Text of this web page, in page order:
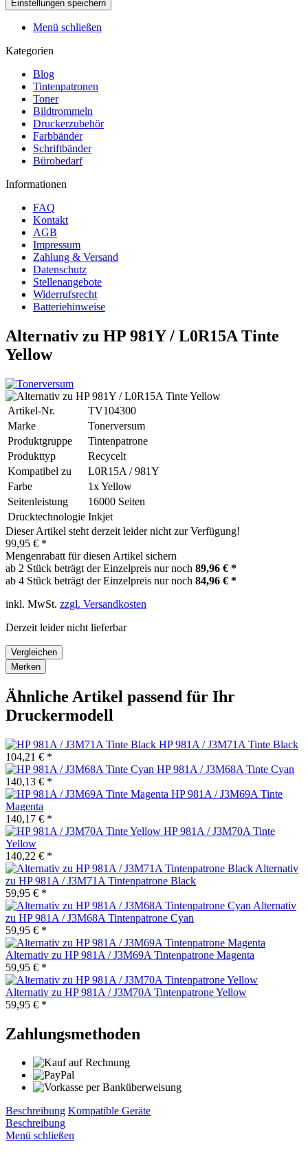
Menü schließen
Kategorien
Blog
Tintenpatronen
Toner
Bildtrommeln
Druckerzubehör
Farbbänder
Schriftbänder
Bürobedarf
Informationen
FAQ
Kontakt
AGB
Impressum
Zahlung & Versand
Datenschutz
Stellenangebote
Widerrufsrecht
Batteriehinweise
Alternativ zu HP 981Y / L0R15A Tinte
Yellow
Artikel-Nr.
TV104300
Marke
Tonerversum
Produktgruppe
Tintenpatrone
Produkttyp
Recycelt
Kompatibel zu
L0R15A / 981Y
Farbe
1x Yellow
Seitenleistung
16000 Seiten
Drucktechnologie Inkjet
Dieser Artikel steht derzeit leider nicht zur Verfügung!
99,95 € *
Mengenrabatt für diesen Artikel sichern
ab 2 Stück beträgt der Einzelpreis nur noch 89,96 € *
ab 4 Stück beträgt der Einzelpreis nur noch 84,96 € *
inkl. MwSt. zzgl. Versandkosten
Derzeit leider nicht lieferbar
Vergleichen
Merken
Ähnliche Artikel passend für Ihr
Druckermodell
HP 981A / J3M71A Tinte Black
104,21 € *
HP 981A / J3M68A Tinte Cyan
140,13 € *
HP 981A / J3M69A Tinte
Magenta
140,17 € *
HP 981A / J3M70A Tinte
Yellow
140,22 € *
Alternativ
zu HP 981A / J3M71A Tintenpatrone Black
59,95 € *
Alternativ
zu HP 981A / J3M68A Tintenpatrone Cyan
59,95 € *
Alternativ zu HP 981A / J3M69A Tintenpatrone Magenta
59,95 € *
Alternativ zu HP 981A / J3M70A Tintenpatrone Yellow
59,95 € *
Zahlungsmethoden
Beschreibung Kompatible Geräte
Beschreibung
Menü schließen